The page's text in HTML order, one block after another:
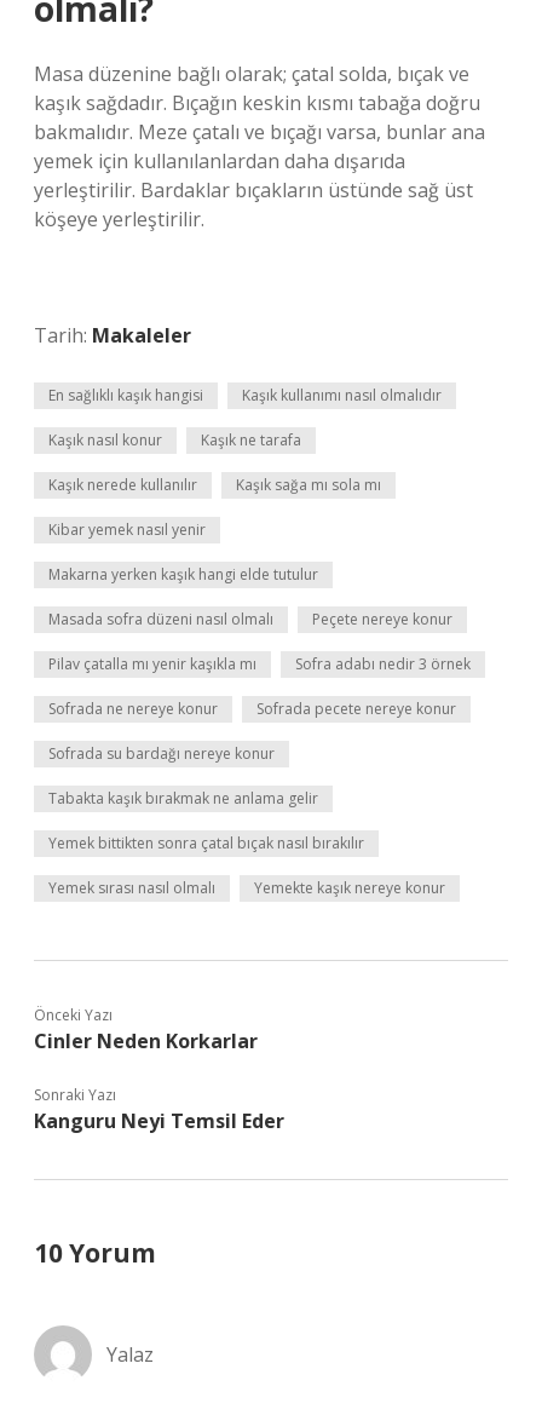
Masa düzenine bağlı olarak; çatal solda, bıçak ve
kaşık sağdadır. Bıçağın keskin kısmı tabağa doğru
bakmalıdır. Meze çatalı ve bıçağı varsa, bunlar ana
yemek için kullanılanlardan daha dışarıda
yerleştirilir. Bardaklar bıçakların üstünde sağ üst
köşeye yerleştirilir.
Tarih: Makaleler
En sağlıklı kaşık hangisi Kaşık kullanımı nasıl olmalıdır
Kaşık nasıl konur Kaşık ne tarafa
Kaşık nerede kullanılır Kaşık sağa mı sola mı
Kibar yemek nasıl yenir
Makarna yerken kaşık hangi elde tutulur
Masada sofra düzeni nasıl olmalı Peçete nereye konur
Pilav çatalla mı yenir kaşıkla mı Sofra adabı nedir 3 örnek
Sofrada ne nereye konur Sofrada pecete nereye konur
Sofrada su bardağı nereye konur
Tabakta kaşık bırakmak ne anlama gelir
Yemek bittikten sonra çatal bıçak nasıl bırakılır
Yemek sırası nasıl olmalı Yemekte kaşık nereye konur
Önceki Yazı
Cinler Neden Korkarlar
Sonraki Yazı
Kanguru Neyi Temsil Eder
10 Yorum
Yalaz